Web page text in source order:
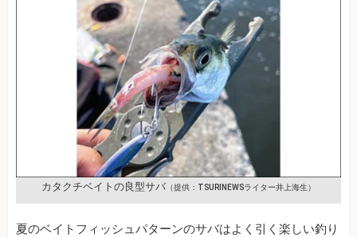
カタクチベイトの良型サバ （提供：TSURINEWSライター井上海生）
夏のベイトフィッシュパターンのサバはよく引く楽しい釣り